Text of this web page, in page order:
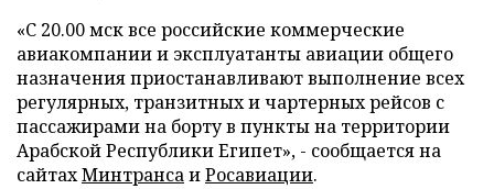
«С 20.00 мск все российские коммерческие
авиакомпании и эксплуатанты авиации общего
назначения приостанавливают выполнение всех
регулярных, транзитных и чартерных рейсов с
пассажирами на борту в пункты на территории
Арабской Республики Египет», - сообщается на
сайтахМинтрансаиРосавиации.